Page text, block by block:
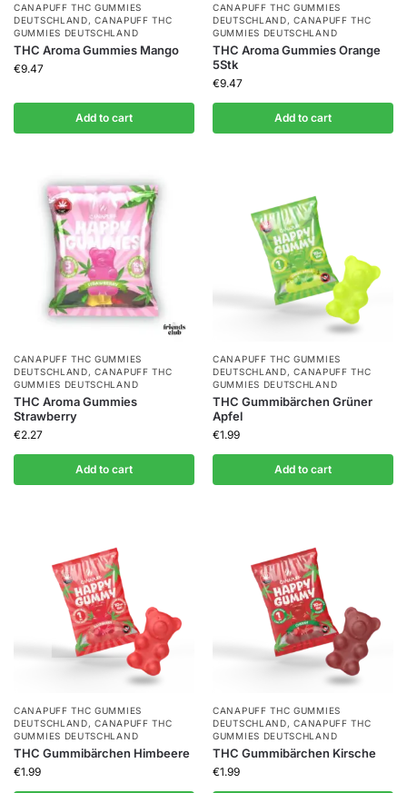
CANAPUFF THC GUMMIES​
DEUTSCHLAND,CANAPUFF THC
GUMMIES​ DEUTSCHLAND
THC Aroma Gummies Mango
€9.47
Add to cart
CANAPUFF THC GUMMIES​
DEUTSCHLAND,CANAPUFF THC
GUMMIES​ DEUTSCHLAND
THC Aroma Gummies Orange
5Stk
€9.47
Add to cart
CANAPUFF THC GUMMIES​
DEUTSCHLAND,CANAPUFF THC
GUMMIES​ DEUTSCHLAND
THC Aroma Gummies
Strawberry
€2.27
Add to cart
CANAPUFF THC GUMMIES​
DEUTSCHLAND,CANAPUFF THC
GUMMIES​ DEUTSCHLAND
THC Gummibärchen Grüner
Apfel
€1.99
Add to cart
CANAPUFF THC GUMMIES​
DEUTSCHLAND,CANAPUFF THC
GUMMIES​ DEUTSCHLAND
THC Gummibärchen Himbeere
€1.99
CANAPUFF THC GUMMIES​
DEUTSCHLAND,CANAPUFF THC
GUMMIES​ DEUTSCHLAND
THC Gummibärchen Kirsche
€1.99